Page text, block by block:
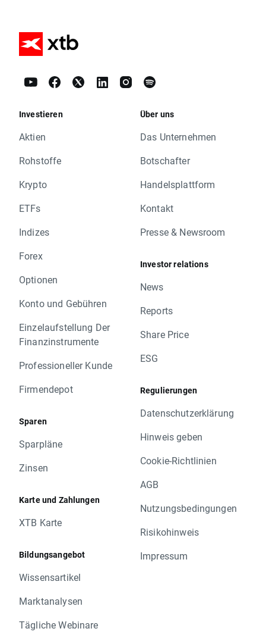
Investieren
Aktien
Rohstoffe
Krypto
ETFs
Indizes
Forex
Optionen
Konto und Gebühren
Einzelaufstellung Der
Finanzinstrumente
Professioneller Kunde
Firmendepot
Sparen
Sparpläne
Zinsen
Karte und Zahlungen
XTB Karte
Bildungsangebot
Wissensartikel
Marktanalysen
Tägliche Webinare
Über uns
Das Unternehmen
Botschafter
Handelsplattform
Kontakt
Presse & Newsroom
Investor relations
News
Reports
Share Price
ESG
Regulierungen
Datenschutzerklärung
Hinweis geben
Cookie-Richtlinien
AGB
Nutzungsbedingungen
Risikohinweis
Impressum